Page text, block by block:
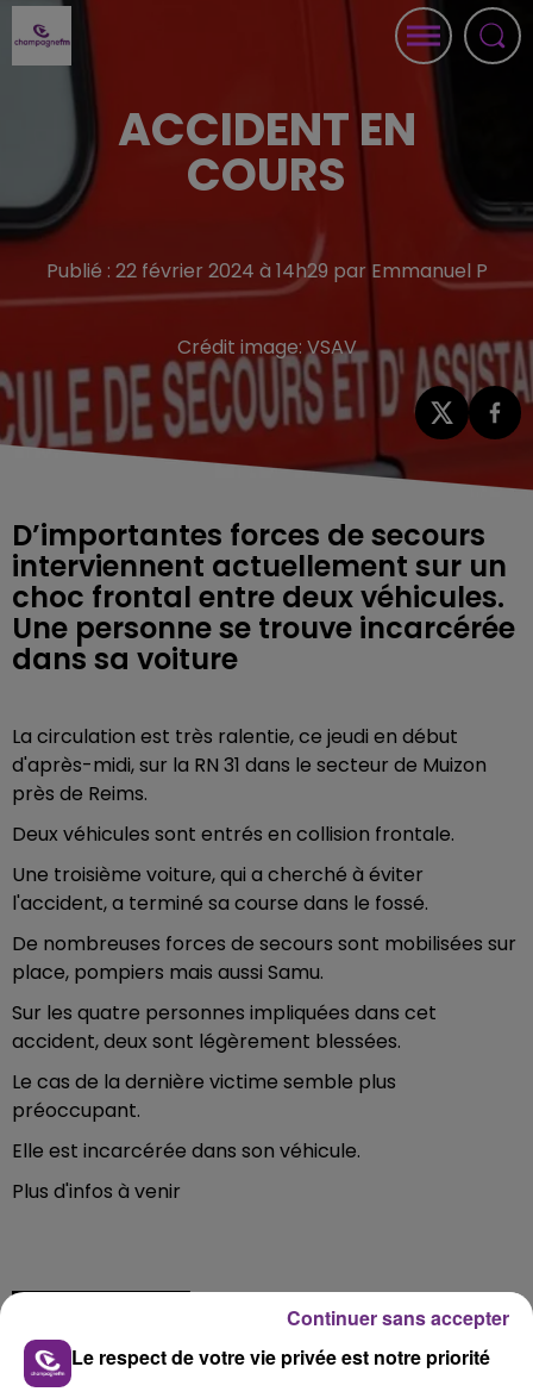
ACCIDENT EN
COURS
Publié : 22 février 2024 à 14h29 par Emmanuel P
Crédit image:VSAV
D’importantes forces de secours
interviennent actuellement sur un
choc frontal entre deux véhicules.
Une personne se trouve incarcérée
dans sa voiture
La circulation est très ralentie, ce jeudi en début
d'après-midi, sur la RN 31 dans le secteur de Muizon
près de Reims.
Deux véhicules sont entrés en collision frontale.
Une troisième voiture, qui a cherché à éviter
l'accident, a terminé sa course dans le fossé.
De nombreuses forces de secours sont mobilisées sur
place, pompiers mais aussi Samu.
Sur les quatre personnes impliquées dans cet
accident, deux sont légèrement blessées.
Le cas de la dernière victime semble plus
préoccupant.
Elle est incarcérée dans son véhicule.
Plus d'infos à venir
Le respect de votre vie privée est notre priorité
Continuer sans accepter